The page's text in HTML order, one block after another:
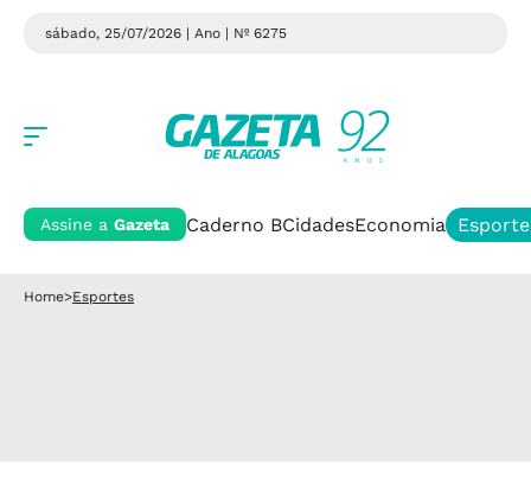
sábado, 25/07/2026 | Ano | Nº 6275
Assine a Gazeta Caderno BCidadesEconomia
Home>Esportes